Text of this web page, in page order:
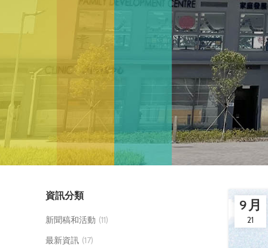
9 月
21
資訊分類
新聞稿和活動 (11)
最新資訊 (17)